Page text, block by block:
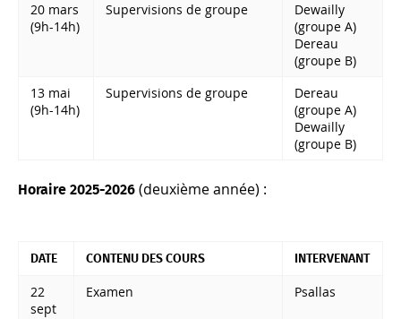
20 mars
(9h-14h)
Supervisions de groupe
Dewailly
(groupe A)
Dereau
(groupe B)
13 mai
(9h-14h)
Supervisions de groupe
Dereau
(groupe A)
Dewailly
(groupe B)
Horaire 2025-2026 (deuxième année) :
DATE CONTENU DES COURS INTERVENANT
22
sept
Examen Psallas